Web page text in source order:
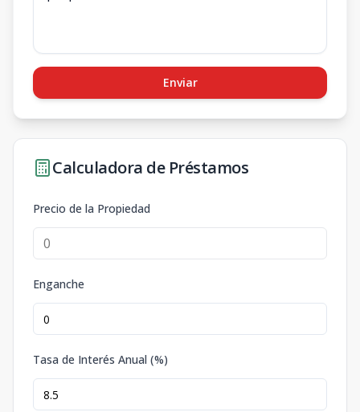
Enviar
Calculadora de Préstamos
Precio de la Propiedad
Enganche
Tasa de Interés Anual (%)